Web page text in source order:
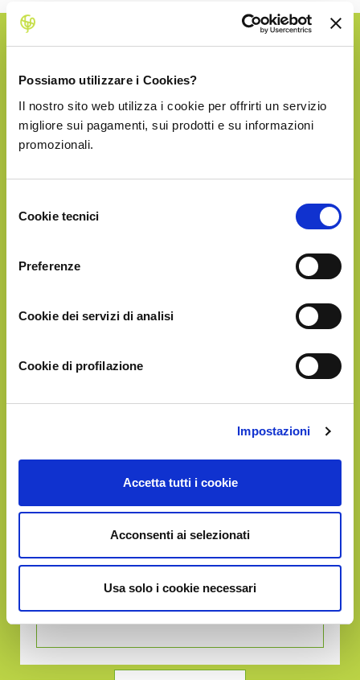
Possiamo utilizzare i Cookies?
Il nostro sito web utilizza i cookie per offrirti un servizio
migliore sui pagamenti, sui prodotti e su informazioni
promozionali.
delCookie tecnici
Preferenze
Cookie dei servizi di analisi
Cookie di profilazione
Impostazioni
Accetta tutti i cookie
Acconsenti ai selezionati
Usa solo i cookie necessari
€47.90
Circa 10Kgdi frutta